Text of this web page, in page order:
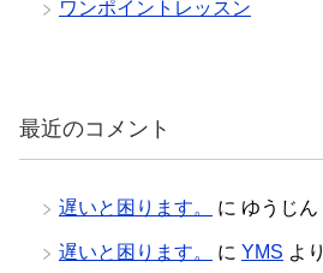
ワンポイントレッスン
最近のコメント
遅いと困ります。 に ゆうじん
遅いと困ります。 に YMS より